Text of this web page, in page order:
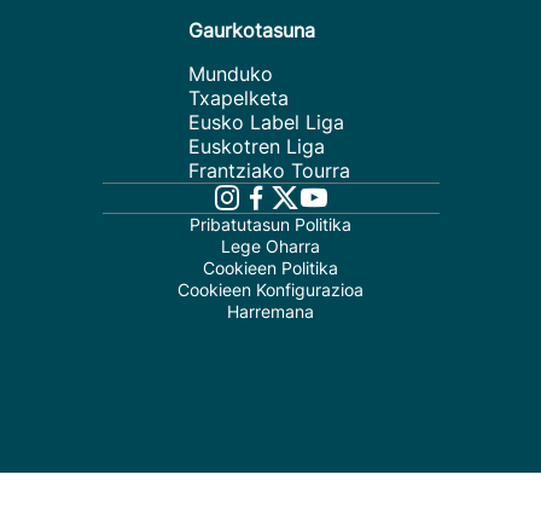
Gaurkotasuna
Munduko
Txapelketa
Eusko Label Liga
Euskotren Liga
Frantziako Tourra
Pribatutasun Politika
Lege Oharra
Cookieen Politika
Cookieen Konfigurazioa
Harremana